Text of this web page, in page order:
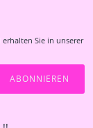
Sie in unserer
ABONNIEREN